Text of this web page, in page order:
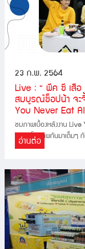
23 ก.พ. 2564
Live : “ พีค ซี เสือ
สมบูรณ์ช็อปน้า จะจิ้
You Never Eat
ชมภาพเบื้องหลังงาน
ครับ เก็บภาพกันมาเต็มๆ
อ่านต่อ